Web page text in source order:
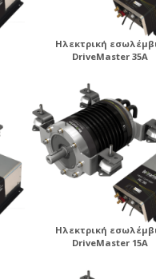
Ηλεκτρική
DriveMaster 35A
Ηλεκτρική
DriveMaster 15A